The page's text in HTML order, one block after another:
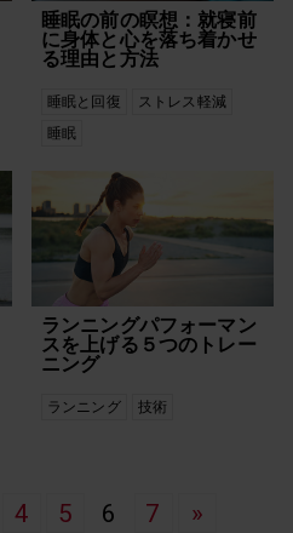
睡眠の前の瞑想：就寝前
に身体と心を落ち着かせ
る理由と方法
睡眠と回復
ストレス軽減
睡眠
ランニングパフォーマン
スを上げる５つのトレー
ニング
ランニング 技術
4 5 6 7 »